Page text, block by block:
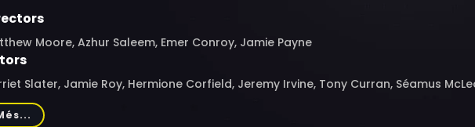
Moore, Azhur Saleem, Emer Conroy, Jamie Payne
Slater, Jamie Roy, Hermione Corfield, Jeremy Irvine, Tony Curran, Séamus
Alexander, Conor MacNeill, Brian McCardie, Sara Vickers